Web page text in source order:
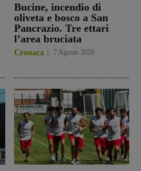
Bucine, incendio di
oliveta e bosco a San
Pancrazio. Tre ettari
l’area bruciata
Cronaca 7 Agosto 2026